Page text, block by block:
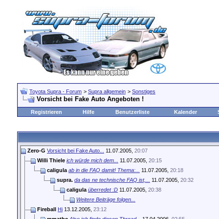
Toyota Supra - Forum > Supra allgemein > Sonstiges
Vorsicht bei Fake Auto Angeboten !
Registrieren Hilfe Benutzerliste Kalender
Zero-G Vorsicht bei Fake Auto... 11.07.2005, 20:07
Willi Thiele ich würde mich dem... 11.07.2005, 20:15
caligula ab in die FAQ damit! Thema:... 11.07.2005, 20:18
supra. da das ne technische FAQ ist,... 11.07.2005, 20:32
caligula überredet :D 11.07.2005, 20:38
Weitere Beiträge folgen...
Fireball Hi 13.12.2005, 23:12